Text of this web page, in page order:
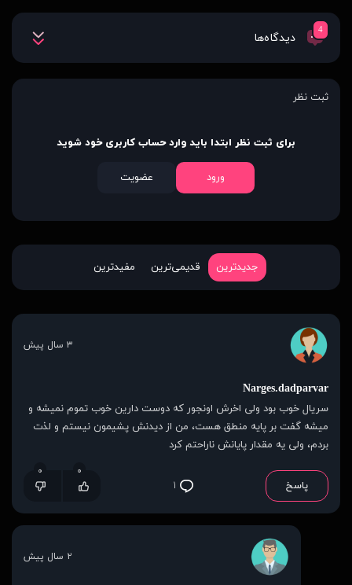
4
دیدگاه‌ها
ثبت نظر
برای ثبت نظر ابتدا باید وارد حساب کاربری خود شوید
ورود عضویت
جدیدترین قدیمی‌ترین مفیدترین
Narges.dadparvar
سریال خوب بود ولی اخرش اونجور که دوست دارین خوب تموم نمیشه و
میشه گفت بر پایه منطق هست، من از دیدنش پشیمون نیستم و لذت
بردم، ولی یه مقدار پایانش ناراحتم کرد
پاسخ ۱
۰ ۰
۳ سال پیش
۲ سال پیش